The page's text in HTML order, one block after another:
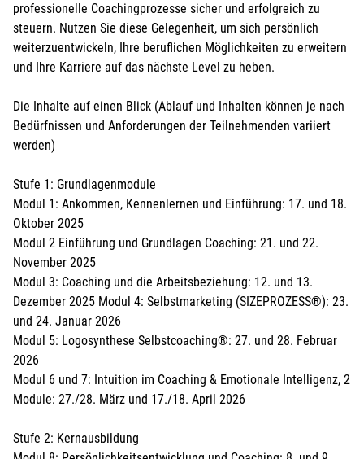
professionelle Coachingprozesse sicher und erfolgreich zu
steuern. Nutzen Sie diese Gelegenheit, um sich persönlich
weiterzuentwickeln, Ihre beruflichen Möglichkeiten zu erweitern
und Ihre Karriere auf das nächste Level zu heben.
Die Inhalte auf einen Blick (Ablauf und Inhalten können je nach
Bedürfnissen und Anforderungen der Teilnehmenden variiert
werden)
Stufe 1: Grundlagenmodule
Modul 1: Ankommen, Kennenlernen und Einführung: 17. und 18.
Oktober 2025
Modul 2 Einführung und Grundlagen Coaching: 21. und 22.
November 2025
Modul 3: Coaching und die Arbeitsbeziehung: 12. und 13.
Dezember 2025 Modul 4: Selbstmarketing (SIZEPROZESS®): 23.
und 24. Januar 2026
Modul 5: Logosynthese Selbstcoaching®: 27. und 28. Februar
2026
Modul 6 und 7: Intuition im Coaching & Emotionale Intelligenz, 2
Module: 27./28. März und 17./18. April 2026
Stufe 2: Kernausbildung